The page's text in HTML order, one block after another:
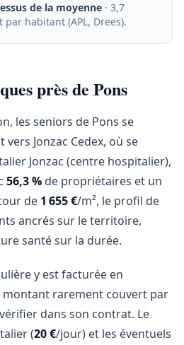
de la moyenne · 3,7
habitant (APL, Drees).
près de Pons
les seniors de Pons se
Jonzac Cedex, où se
Jonzac (centre hospitalier),
56,3 % de propriétaires et un
de 1 655 €/m², le profil de
ancrés sur le territoire,
santé sur la durée.
y est facturée en
montant rarement couvert par
dans son contrat. Le
(20 €/jour) et les éventuels